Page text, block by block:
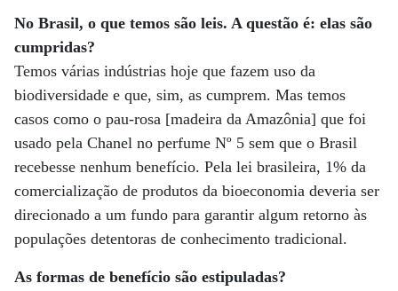
No Brasil, o que temos são leis. A questão é: elas são
cumpridas?
Temos várias indústrias hoje que fazem uso da
biodiversidade e que, sim, as cumprem. Mas temos
casos como o pau-rosa [madeira da Amazônia] que foi
usado pela Chanel no perfume Nº 5 sem que o Brasil
recebesse nenhum benefício. Pela lei brasileira, 1% da
comercialização de produtos da bioeconomia deveria ser
direcionado a um fundo para garantir algum retorno às
populações detentoras de conhecimento tradicional.
As formas de benefício são estipuladas?